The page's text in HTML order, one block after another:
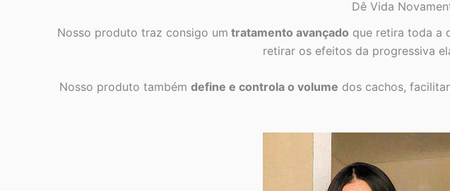
Dê Vida
Nosso produto traz consigo um tratamento avançado que retira toda a
retirar os efeitos da progressiva
Nosso produto também define e controla o volume dos cachos,